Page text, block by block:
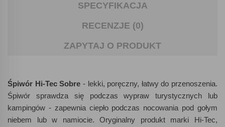
SPECYFIKACJA
RECENZJE (0)
ZAPYTAJ O PRODUKT
Śpiwór Hi-Tec Sobre - lekki, poręczny, łatwy do przenoszenia.
Śpiwór sprawdza się podczas wypraw turystycznych lub
kampingów - zapewnia ciepło podczas nocowania pod gołym
niebem lub w namiocie. Oryginalny produkt marki Hi-Tec,